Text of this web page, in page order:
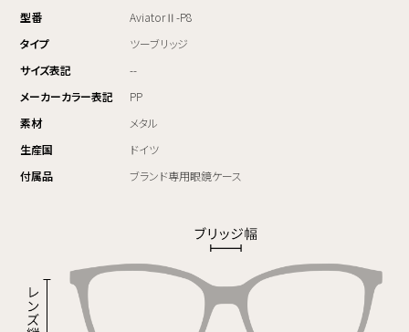
型番
AviatorⅡ-P8
タイプ
ツーブリッジ
サイズ表記
--
メーカーカラー表記
PP
素材
メタル
生産国
ドイツ
付属品
ブランド専用眼鏡ケース